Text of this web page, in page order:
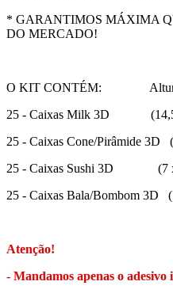
* GARANTIMOS MÁXIMA
DO MERCADO!
O KIT CONTÉM: Altura
25 - Caixas Milk 3D (14,5
25 - Caixas Cone/Pirâmide 3D
25 - Caixas Sushi 3D (7 x
25 - Caixas Bala/Bombom 3D
Atenção!
- Mandamos apenas o adesivo